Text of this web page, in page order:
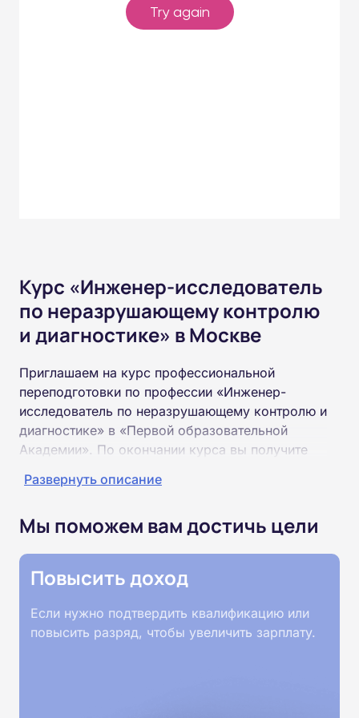
Курс «Инженер-исследователь
по неразрушающему контролю
и диагностике» в Москве
Приглашаем на курс профессиональной
переподготовки по профессии «Инженер-
исследователь по неразрушающему контролю и
диагностике» в «Первой образовательной
Академии». По окончании курса вы получите
неразрушающему контролю и диагностике»
базе высшего или среднего профессионального
образования (ВУЗ, колледж, техникум).
Обучение проводится дистанционно на
собственной интернет-платформе Академии.
Развернуть описание
Мы поможем вам достичь цели
Повысить доход
Если нужно подтвердить квалификацию или
повысить разряд, чтобы увеличить зарплату.